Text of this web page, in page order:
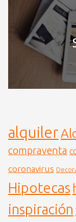
alquiler
compraventa
coronavirus
Hipotecas
inspiración